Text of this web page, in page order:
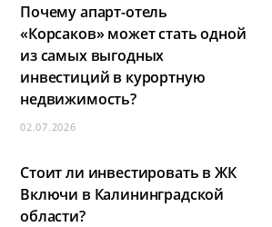
Почему апарт-отель
«Корсаков» может стать одной
из самых выгодных
инвестиций в курортную
недвижимость?
02.07.2026
Стоит ли инвестировать в ЖК
Включи в Калининградской
области?